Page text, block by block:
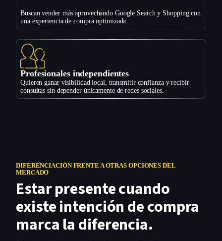
Buscan vender más aprovechando Google Search y Shopping con
una experiencia de compra optimizada.
Profesionales independientes
Quieren ganar visibilidad local, transmitir confianza y recibir
consultas sin depender únicamente de redes sociales.
DIFERENCIACIÓN FRENTE A OTRAS OPCIONES DEL
MERCADO
Estar presente cuando
existe intención de compra
marca la diferencia.